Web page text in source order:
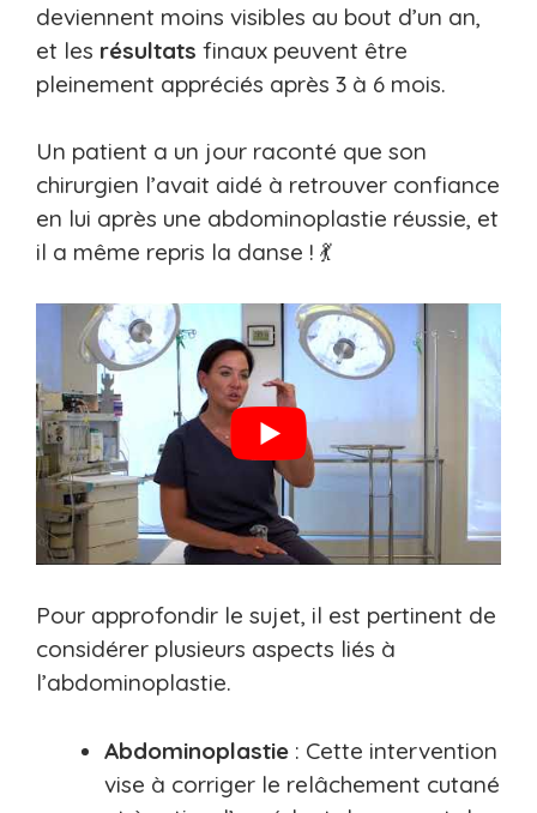
deviennent moins visibles au bout d’un an,
et les résultats finaux peuvent être
pleinement appréciés après 3 à 6 mois.
Un patient a un jour raconté que son
chirurgien l’avait aidé à retrouver confiance
en lui après une abdominoplastie réussie, et
il a même repris la danse ! 💃
Pour approfondir le sujet, il est pertinent de
considérer plusieurs aspects liés à
l’abdominoplastie.
Abdominoplastie : Cette intervention
vise à corriger le relâchement cutané